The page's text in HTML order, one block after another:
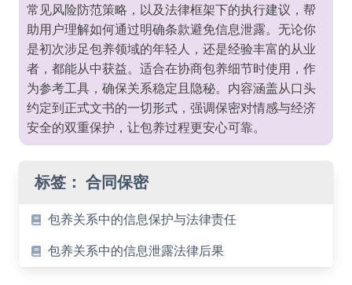
常见风险防范策略，以及法律框架下的执行建议，帮
助用户理解如何通过明确条款避免信息泄露。无论你
是初次涉足包养领域的年轻人，还是经验丰富的从业
者，都能从中获益。适合在协商包养细节时使用，作
为参考工具，确保关系稳定且隐秘。内容涵盖从口头
约定到正式文书的一切形式，强调保密对情感与经济
安全的双重保护，让包养过程更安心可靠。
标签： 合同保密
包养关系中的信息保护与法律责任
包养关系中的信息泄露法律后果